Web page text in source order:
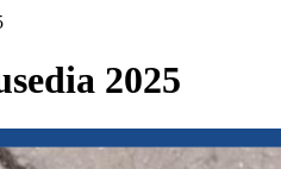
2025